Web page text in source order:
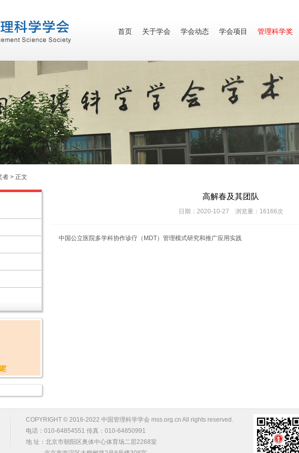
首页 关于学会 学会动态 学会项目 管理科学奖
者 > 正文
高解春及其团队
日期：2020-10-27 浏览量：16166次
中国公立医院多学科协作诊疗（MDT）管理模式研究和推广应用实践
COPYRIGHT © 2016-2022 中国管理科学学会 mss.org.cn All rights reserved.
电话：010-64854551 传真：010-64850991
地 址：北京市朝阳区奥体中心体育场二层2268室